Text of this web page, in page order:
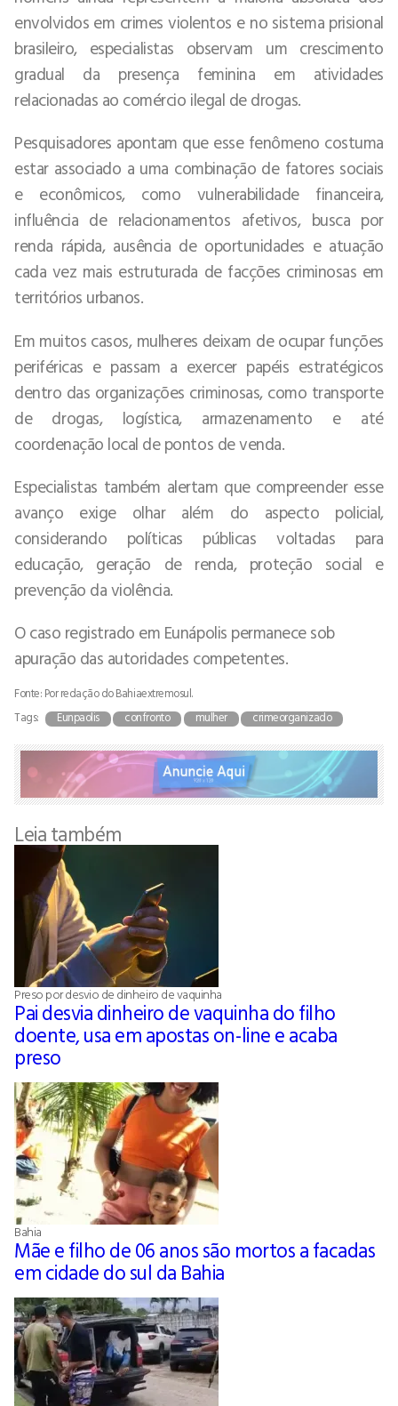
envolvidos em crimes violentos e no sistema prisional
brasileiro, especialistas observam um crescimento
gradual da presença feminina em atividades
relacionadas ao comércio ilegal de drogas.
Pesquisadores apontam que esse fenômeno costuma
estar associado a uma combinação de fatores sociais
e econômicos, como vulnerabilidade financeira,
influência de relacionamentos afetivos, busca por
renda rápida, ausência de oportunidades e atuação
cada vez mais estruturada de facções criminosas em
territórios urbanos.
Em muitos casos, mulheres deixam de ocupar funções
periféricas e passam a exercer papéis estratégicos
dentro das organizações criminosas, como transporte
de drogas, logística, armazenamento e até
coordenação local de pontos de venda.
Especialistas também alertam que compreender esse
avanço exige olhar além do aspecto policial,
considerando políticas públicas voltadas para
educação, geração de renda, proteção social e
prevenção da violência.
O caso registrado em Eunápolis permanece sob
apuração das autoridades competentes.
Fonte: Por redação do Bahiaextremosul.
Tags:
Eunpaolis confronto mulher crimeorganizado
Leia também
Preso por desvio de dinheiro de vaquinha
Pai desvia dinheiro de vaquinha do filho
doente, usa em apostas on-line e acaba
preso
Bahia
Mãe e filho de 06 anos são mortos a facadas
em cidade do sul da Bahia